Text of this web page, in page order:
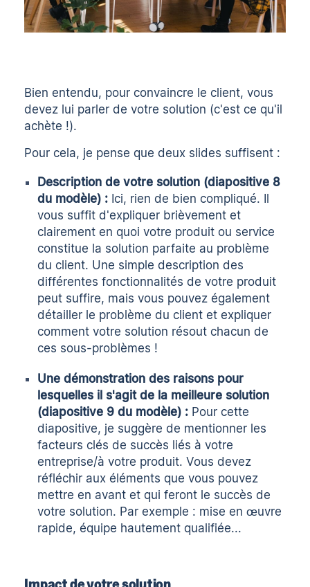
Bien entendu, pour convaincre le client, vous
devez lui parler de votre solution (c'est ce qu'il
achète !).
Pour cela, je pense que deux slides suffisent :
Description de votre solution (diapositive 8
du modèle) : Ici, rien de bien compliqué. Il
vous suffit d'expliquer brièvement et
clairement en quoi votre produit ou service
constitue la solution parfaite au problème
du client. Une simple description des
différentes fonctionnalités de votre produit
peut suffire, mais vous pouvez également
détailler le problème du client et expliquer
comment votre solution résout chacun de
ces sous-problèmes !
Une démonstration des raisons pour
lesquelles il s'agit de la meilleure solution
(diapositive 9 du modèle) : Pour cette
diapositive, je suggère de mentionner les
facteurs clés de succès liés à votre
entreprise/à votre produit. Vous devez
réfléchir aux éléments que vous pouvez
mettre en avant et qui feront le succès de
votre solution. Par exemple : mise en œuvre
rapide, équipe hautement qualifiée...
Impact de votre solution